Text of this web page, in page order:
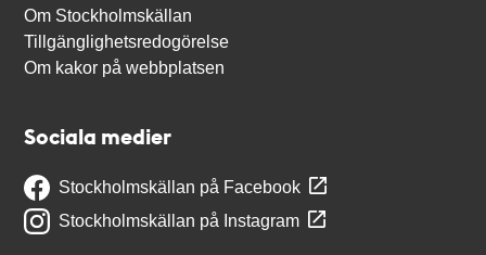
Om Stockholmskällan
Tillgänglighetsredogörelse
Om kakor på webbplatsen
Sociala medier
Stockholmskällan på Facebook
Stockholmskällan på Instagram